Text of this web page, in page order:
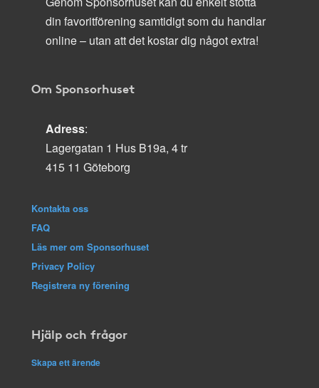
din favoritförening samtidigt som du handlar
online – utan att det kostar dig något extra!
Om Sponsorhuset
Adress:
Lagergatan 1 Hus B19a, 4 tr
415 11 Göteborg
Kontakta oss
FAQ
Läs mer om Sponsorhuset
Privacy Policy
Registrera ny förening
Hjälp och frågor
Skapa ett ärende